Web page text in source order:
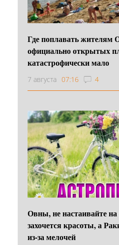
Где поплавать жителям
официально открытых
катастрофически мало
7 августа 07:16 4
Овны, не настаивайте
захочется красоты, а
из-за мелочей